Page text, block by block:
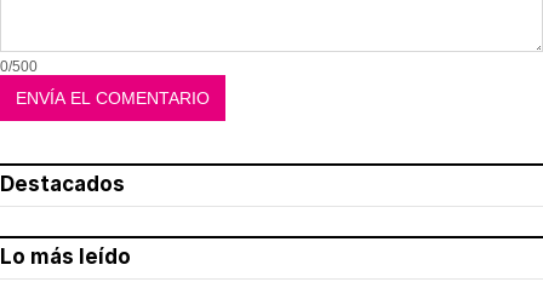
0/500
Destacados
Lo más leído